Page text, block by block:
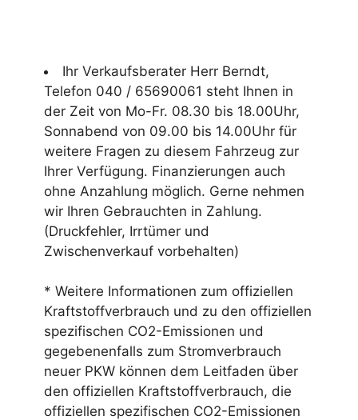
Ihr Verkaufsberater Herr Berndt,
Telefon 040 / 65690061 steht Ihnen in
der Zeit von Mo-Fr. 08.30 bis 18.00Uhr,
Sonnabend von 09.00 bis 14.00Uhr für
weitere Fragen zu diesem Fahrzeug zur
Ihrer Verfügung. Finanzierungen auch
ohne Anzahlung möglich. Gerne nehmen
wir Ihren Gebrauchten in Zahlung.
(Druckfehler, Irrtümer und
Zwischenverkauf vorbehalten)
* Weitere Informationen zum offiziellen
Kraftstoffverbrauch und zu den offiziellen
spezifischen CO2-Emissionen und
gegebenenfalls zum Stromverbrauch
neuer PKW können dem Leitfaden über
den offiziellen Kraftstoffverbrauch, die
offiziellen spezifischen CO2-Emissionen